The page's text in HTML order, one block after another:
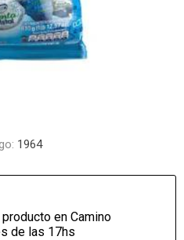
1964
en Camino
de las 17hs